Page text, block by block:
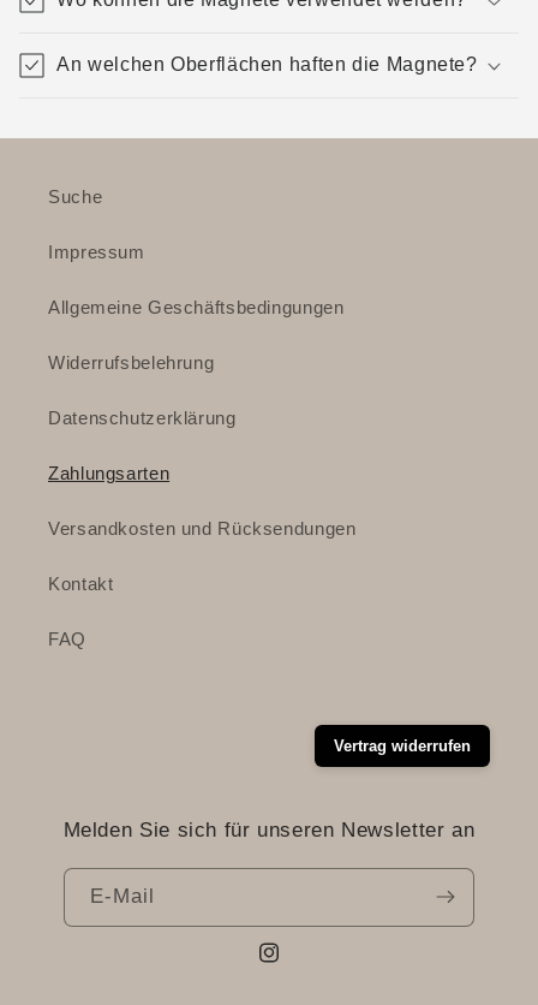
An welchen Oberflächen haften die Magnete?
Suche
Impressum
Allgemeine Geschäftsbedingungen
Widerrufsbelehrung
Datenschutzerklärung
Zahlungsarten
Versandkosten und Rücksendungen
Kontakt
FAQ
Vertrag widerrufen
Melden Sie sich für unseren Newsletter an
E-Mail
Instagram